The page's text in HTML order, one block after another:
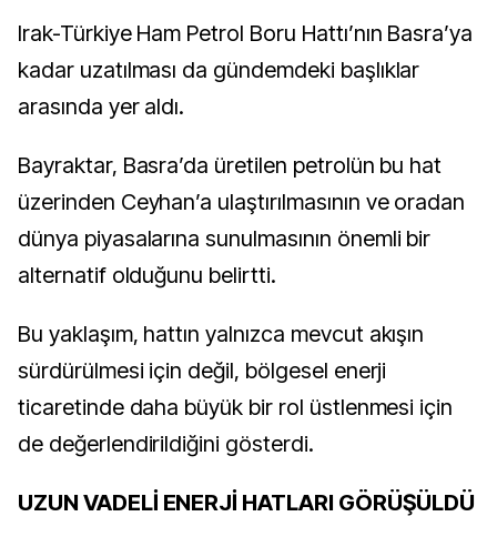
Irak-Türkiye Ham Petrol Boru Hattı’nın Basra’ya
kadar uzatılması da gündemdeki başlıklar
arasında yer aldı.
Bayraktar, Basra’da üretilen petrolün bu hat
üzerinden Ceyhan’a ulaştırılmasının ve oradan
dünya piyasalarına sunulmasının önemli bir
alternatif olduğunu belirtti.
Bu yaklaşım, hattın yalnızca mevcut akışın
sürdürülmesi için değil, bölgesel enerji
ticaretinde daha büyük bir rol üstlenmesi için
de değerlendirildiğini gösterdi.
UZUN VADELİ ENERJİ HATLARI GÖRÜŞÜLDÜ